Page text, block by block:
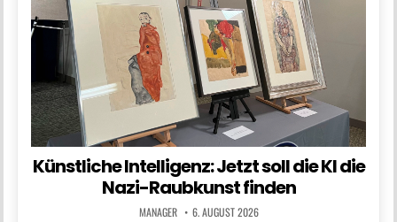
Künstliche Intelligenz: Jetzt soll die KI die
Nazi-Raubkunst finden
MANAGER 6. AUGUST 2026